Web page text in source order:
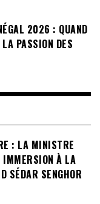
2026 : QUAND
PASSION DES
: LA MINISTRE
IMMERSION À LA
SÉDAR SENGHOR